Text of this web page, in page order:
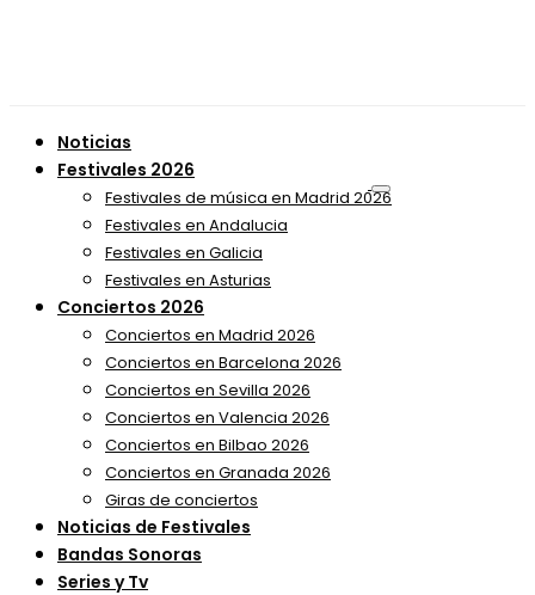
Noticias
Festivales 2026
Festivales de música en Madrid 2026
Festivales en Andalucia
Festivales en Galicia
Festivales en Asturias
Conciertos 2026
Conciertos en Madrid 2026
Conciertos en Barcelona 2026
Conciertos en Sevilla 2026
Conciertos en Valencia 2026
Conciertos en Bilbao 2026
Conciertos en Granada 2026
Giras de conciertos
Noticias de Festivales
Bandas Sonoras
Series y Tv